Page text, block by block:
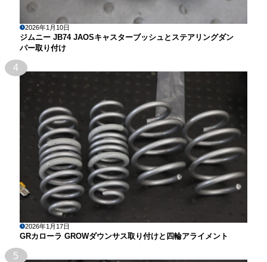
2026年1月10日
ジムニー JB74 JAOSキャスターブッシュとステアリングダン
パー取り付け
4
2026年1月17日
GRカローラ GROWダウンサス取り付けと四輪アライメント
5